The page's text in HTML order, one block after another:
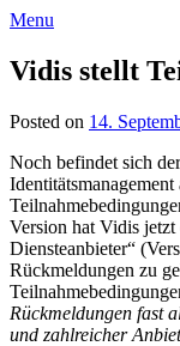
Menu
Vidis stellt
Posted on 14.
Noch befindet sich
Version hat Vidis jetzt
Diensteanbieter“
Rückmeldungen zu
Rückmeldungen fast
und zahlreicher